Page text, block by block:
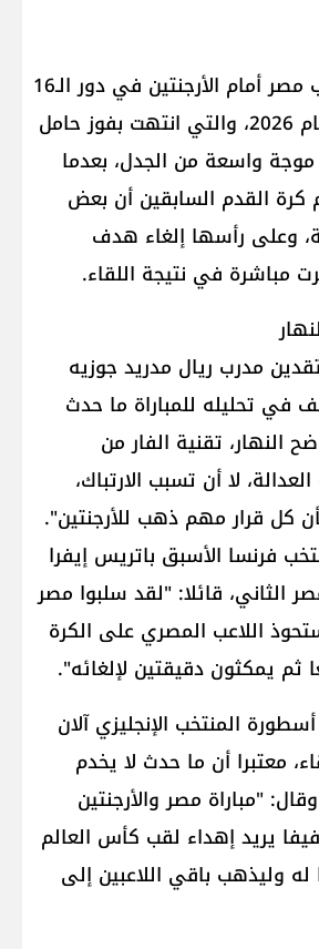
أثارت مباراة منتخب مصر أمام الأرجنتين في دور الـ16
من كأس العالم عام 2026، والتي انتهت بفوز حامل
بنتيجة 3-2، موجة واسعة من الجدل، بعدما
كرة القدم السابقين أن بعض
وعلى رأسها إلغاء هدف
مباشرة في نتيجة اللقاء.
مدرب ريال مدريد جوزيه
في تحليله للمباراة ما حدث
النهار، تقنية الفار من
لا أن تسبب الارتباك،
كل قرار مهم ذهب للأرجنتين".
فرنسا الأسبق باتريس إيفرا
الثاني، قائلا: "لقد سلبوا مصر
اللاعب المصري على الكرة
ثم يمكثون دقيقتين لإلغائه".
المنتخب الإنجليزي آلان
معتبرا أن ما حدث لا يخدم
"مباراة مصر والأرجنتين
يريد إهداء لقب كأس العالم
وليذهب باقي اللاعبين إلى